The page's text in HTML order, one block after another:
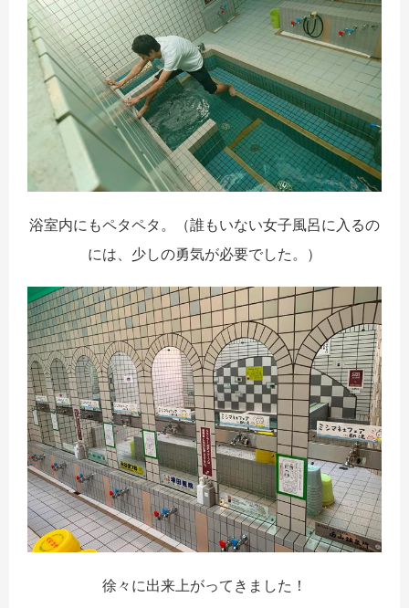
浴室内にもペタペタ。（誰もいない女子風呂に入るの
には、少しの勇気が必要でした。）
徐々に出来上がってきました！